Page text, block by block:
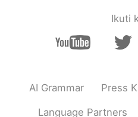
残念なが
アユ 아유
@Saoriでござる
Ikuti
AI Grammar Press
Language Partners